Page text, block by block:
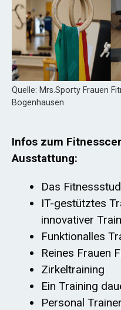
Quelle: Mrs.Sporty Frauen
Bogenhausen
Infos zum
Ausstattung:
Das
IT-gestütztes
innovativer
Funktionalles
Reines Frauen
Zirkeltraining
Ein Training
Personal Trainer